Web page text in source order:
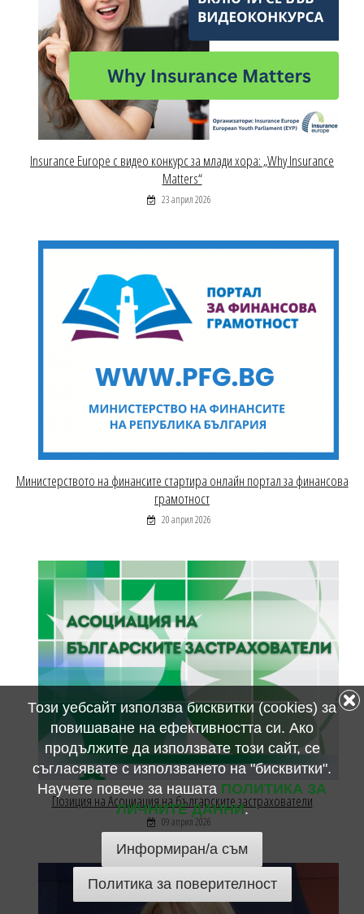
Insurance Europe с видео конкурс за млади хора: „Why Insurance
Matters“
23 април 2026
Министерството на финансите стартира онлайн портал за финансова
грамотност
20 април 2026
Позиция на Асоциация на българските застрахователи
09 април 2026
Този уебсайт използва бисквитки (cookies) за
повишаване на ефективността си. Ако
продължите да използвате този сайт, се
съгласявате с използването на "бисквитки".
Научете повече за нашата ПОЛИТИКА ЗА
ЛИЧНИТЕ ДАННИ.
Информиран/а съм
Политика за поверителност